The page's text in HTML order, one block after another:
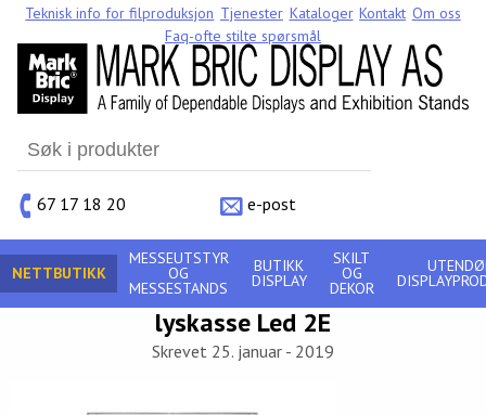
Search
for:
67 17 18 20
e-post
Teknisk info for filproduksjon Tjenester Kataloger Kontakt Om oss
Faq-ofte stilte spørsmål
NETTBUTIKK
MESSEUTSTYR
OG
MESSESTANDS
BUTIKK
DISPLAY
SKILT
OG
DEKOR
lyskasse Led 2E
Skrevet 25. januar - 2019